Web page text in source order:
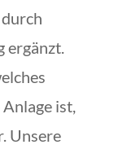
ergänzt.
ist,
Unsere